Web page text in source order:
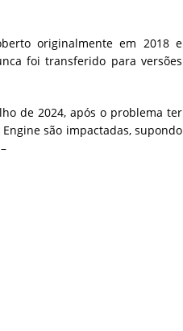
originalmente em 2018 e
foi transferido para versões
de 2024, após o problema ter
são impactadas, supondo